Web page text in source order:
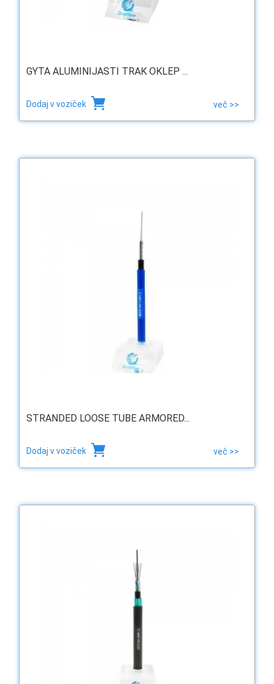
GYTA ALUMINIJASTI TRAK OKLEP ...
Dodaj v voziček več >>
STRANDED LOOSE TUBE ARMORED...
Dodaj v voziček več >>